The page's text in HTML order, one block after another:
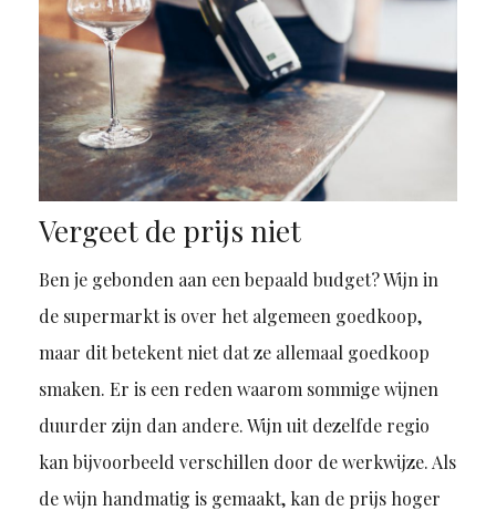
Vergeet de prijs niet
Ben je gebonden aan een bepaald budget? Wijn in
de supermarkt is over het algemeen goedkoop,
maar dit betekent niet dat ze allemaal goedkoop
smaken. Er is een reden waarom sommige wijnen
duurder zijn dan andere. Wijn uit dezelfde regio
kan bijvoorbeeld verschillen door de werkwijze. Als
de wijn handmatig is gemaakt, kan de prijs hoger